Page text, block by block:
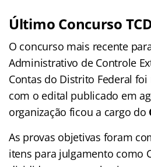
Último Concurso
O concurso mais recente
Administrativo de Controle
Contas do Distrito Federal
com o edital publicado em
organização ficou a cargo do
As provas objetivas foram
itens para julgamento como